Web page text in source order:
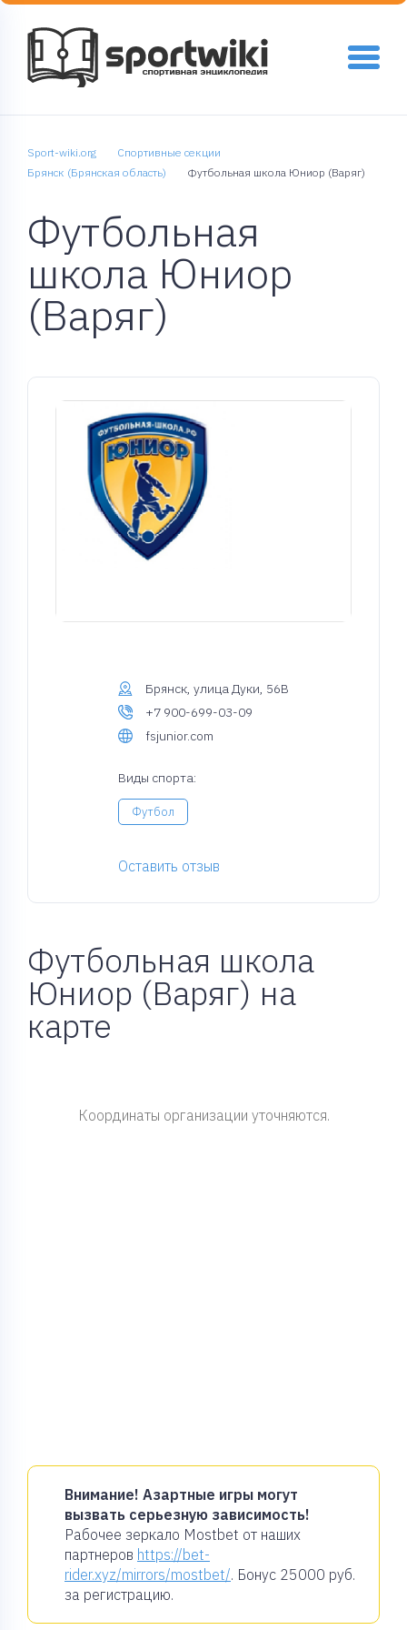
Sport-wiki.org
Спортивные секции
Брянск (Брянская область)
Футбольная школа Юниор (Варяг)
Футбольная
школа Юниор
(Варяг)
Брянск, улица Дуки, 56В
+7 900-699-03-09
fsjunior.com
Виды спорта:
Футбол
Оставить отзыв
Футбольная школа
Юниор (Варяг) на
карте
Координаты организации уточняются.
Внимание! Азартные игры могут
вызвать серьезную зависимость!
Рабочее зеркало Mostbet от наших
партнеров https://bet-
rider.xyz/mirrors/mostbet/. Бонус 25000 руб.
за регистрацию.